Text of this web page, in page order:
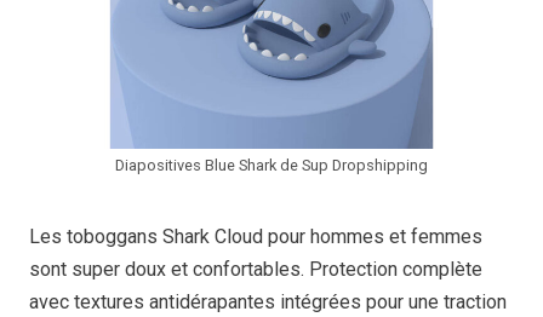
Diapositives Blue Shark de Sup Dropshipping
Les toboggans Shark Cloud pour hommes et femmes
sont super doux et confortables. Protection complète
avec textures antidérapantes intégrées pour une traction